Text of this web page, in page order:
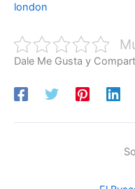
london
Dale Me Gusta y